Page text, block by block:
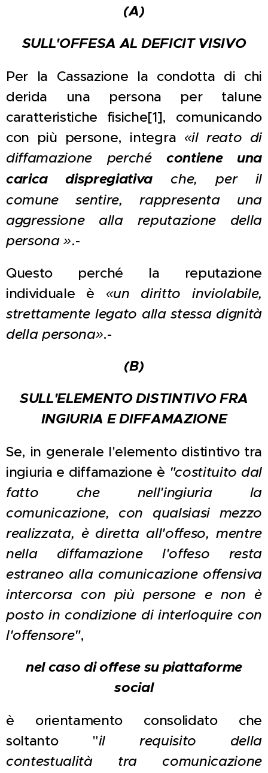
(A)
SULL'OFFESA AL DEFICIT VISIVO
Per la Cassazione la condotta di chi
derida una persona per talune
caratteristiche fisiche[1], comunicando
con più persone, integra «il reato di
diffamazione perchécontiene una
carica dispregiativa che, per il
comune sentire, rappresenta una
aggressione alla reputazione della
persona ».-
Questo perché la reputazione
individuale è «un diritto inviolabile,
strettamente legato alla stessa dignità
della persona».-
(B)
SULL'ELEMENTO DISTINTIVO FRA
INGIURIA E DIFFAMAZIONE
Se, in generale l'elemento distintivo tra
ingiuria e diffamazione è "costituito dal
fatto che nell'ingiuria la
comunicazione, con qualsiasi mezzo
realizzata, è diretta all'offeso, mentre
nella diffamazione l'offeso resta
estraneo alla comunicazione offensiva
intercorsa con più persone e non è
posto in condizione di interloquire con
l'offensore",
nel caso di offese su piattaforme
social
è orientamento consolidato che
soltanto "il requisito della
contestualità tra comunicazione